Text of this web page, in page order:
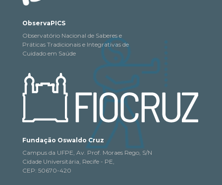
ObservaPICS
Observatório Nacional de Saberes e
Práticas Tradicionais e Integrativas de
Cuidado em Saúde
Fundação Oswaldo Cruz
Campus da UFPE, Av. Prof. Moraes Rego, S/N
Cidade Universitária, Recife - PE,
CEP: 50670-420